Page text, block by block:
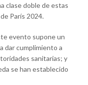
clase doble de estas
París 2024.
evento supone un
dar cumplimiento a
sanitarias; y
se han establecido